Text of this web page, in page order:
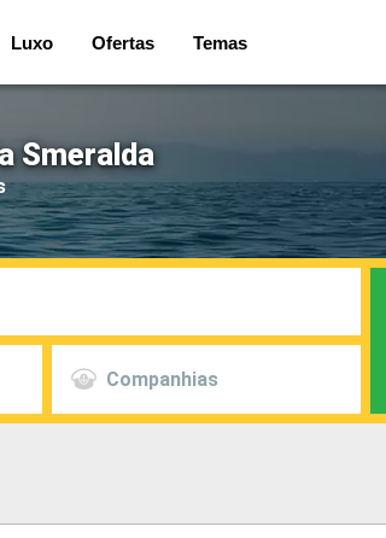
Luxo Ofertas Temas
Smeralda
Companhias